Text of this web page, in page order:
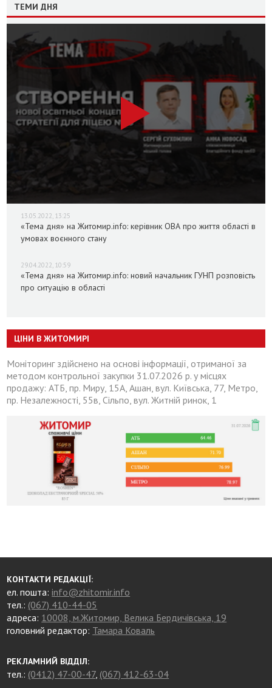
ТЕМИ ДНЯ
13.05.2022, 13:25
«Тема дня» на Житомир.info: керівник ОВА про життя області в
умовах воєнного стану
29.04.2022, 10:59
«Тема дня» на Житомир.info: новий начальник ГУНП розповість
про ситуацію в області
ЦІНИ В ЖИТОМИРІ
Моніторинг здійснено на основі інформації, отриманої за
методом контрольної закупки 31.07.2026 р. у місцях
продажу: АТБ, пр. Миру, 15А, Ашан, вул. Київська, 77, Метро,
пр. Незалежності, 55в, Сільпо, вул. Житній ринок, 1
КОНТАКТИ РЕДАКЦІЇ:
ел. пошта:info@zhitomir.info
тел.: (067) 410-44-05
адреса: 10008, м.Житомир, Велика Бердичівська, 19
головний редактор: Тамара Коваль
РЕКЛАМНИЙ ВІДДІЛ:
тел.: (0412) 47-00-47, (067) 412-63-04